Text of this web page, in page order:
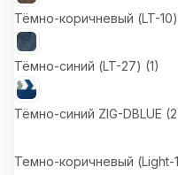
Тёмно-коричневый (LT-
Тёмно-синий (LT-27) (1)
Тёмно-синий ZIG-DBLUE (2
Темно-коричневый (Light-